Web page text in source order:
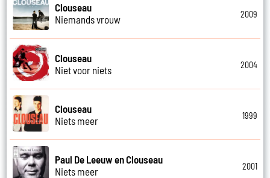
Clouseau
Niemands vrouw
2009
Clouseau
Niet voor niets
2004
Clouseau
Niets meer
1999
Paul De Leeuw en Clouseau
Niets meer
2001